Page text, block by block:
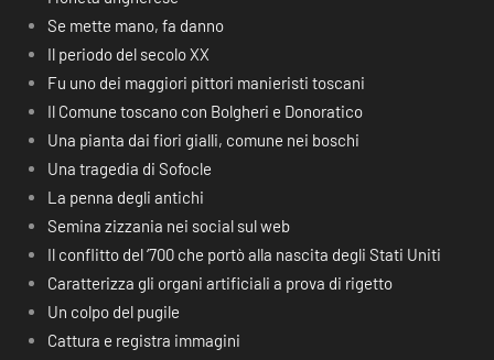
Se mette mano, fa danno
Il periodo del secolo XX
Fu uno dei maggiori pittori manieristi toscani
Il Comune toscano con Bolgheri e Donoratico
Una pianta dai fiori gialli, comune nei boschi
Una tragedia di Sofocle
La penna degli antichi
Semina zizzania nei social sul web
Il conflitto del ‘700 che portò alla nascita degli Stati Uniti
Caratterizza gli organi artificiali a prova di rigetto
Un colpo del pugile
Cattura e registra immagini